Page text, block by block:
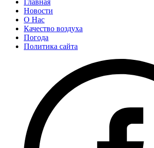
Главная
Новости
О Нас
Качество воздуха
Погода
Политика сайта